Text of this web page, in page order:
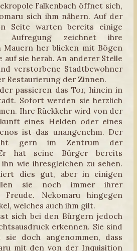
Falkenbach öffnet sich,
sich ihm nähern. Auf der
Seite warten bereits einige
Aufregung zeichnet ihre
Mauern her blicken mit Bögen
sie herab. An anderer Stelle
verstorbene Stadtbewohner
Restaurierung der Zinnen.
passieren das Tor, hinein in
Sofort werden sie herzlich
Ihre Rückkehr wird von der
eines Helden oder eines
ist das unangenehm. Der
gern im Zentrum der
Er hat seine Bürger bereits
wie ihresgleichen zu sehen.
dies gut, aber in einigen
sie noch immer ihrer
Freude. Nekomaru hingegen
welches auch ihm gilt.
sich bei den Bürgern jedoch
erkennen. Sie sind
sie doch angenommen, dass
mit den von der Inquisition